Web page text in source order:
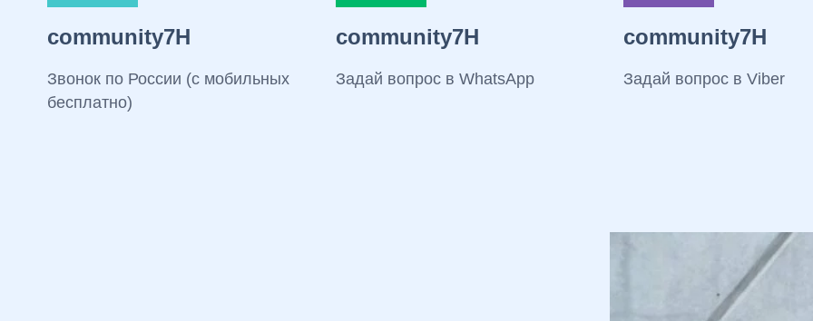
community7H
Звонок по России (с мобильных
бесплатно)
community7H
Задай вопрос в WhatsApp
community7H
Задай вопрос в Viber